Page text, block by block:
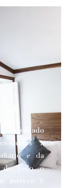
trabalhado
a
e da
de todo o
merece.
E